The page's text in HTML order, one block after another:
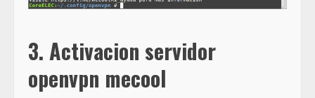
3. Activacion servidor
openvpn mecool